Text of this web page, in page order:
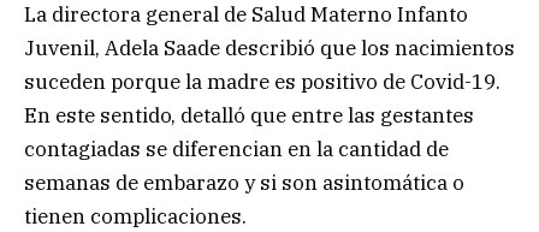
La directora general de Salud Materno Infanto
Juvenil, Adela Saade describió que los nacimientos
suceden porque la madre es positivo de Covid-19.
En este sentido, detalló que entre las gestantes
contagiadas se diferencian en la cantidad de
semanas de embarazo y si son asintomática o
tienen complicaciones.